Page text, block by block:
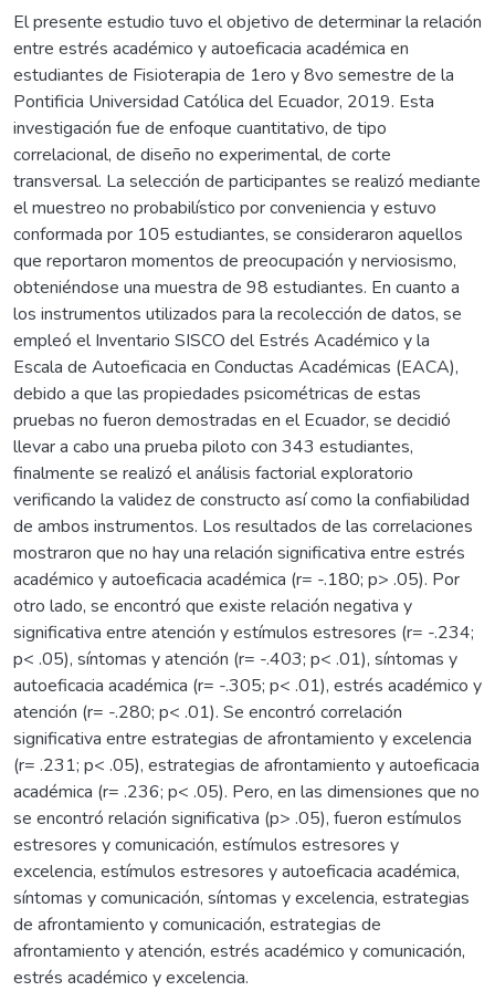
El presente estudio tuvo el objetivo de determinar la relación
entre estrés académico y autoeficacia académica en
estudiantes de Fisioterapia de 1ero y 8vo semestre de la
Pontificia Universidad Católica del Ecuador, 2019. Esta
investigación fue de enfoque cuantitativo, de tipo
correlacional, de diseño no experimental, de corte
transversal. La selección de participantes se realizó mediante
el muestreo no probabilístico por conveniencia y estuvo
conformada por 105 estudiantes, se consideraron aquellos
que reportaron momentos de preocupación y nerviosismo,
obteniéndose una muestra de 98 estudiantes. En cuanto a
los instrumentos utilizados para la recolección de datos, se
empleó el Inventario SISCO del Estrés Académico y la
Escala de Autoeficacia en Conductas Académicas (EACA),
debido a que las propiedades psicométricas de estas
pruebas no fueron demostradas en el Ecuador, se decidió
llevar a cabo una prueba piloto con 343 estudiantes,
finalmente se realizó el análisis factorial exploratorio
verificando la validez de constructo así como la confiabilidad
de ambos instrumentos. Los resultados de las correlaciones
mostraron que no hay una relación significativa entre estrés
académico y autoeficacia académica (r= -.180; p> .05). Por
otro lado, se encontró que existe relación negativa y
significativa entre atención y estímulos estresores (r= -.234;
p< .05), síntomas y atención (r= -.403; p< .01), síntomas y
autoeficacia académica (r= -.305; p< .01), estrés académico y
atención (r= -.280; p< .01). Se encontró correlación
significativa entre estrategias de afrontamiento y excelencia
(r= .231; p< .05), estrategias de afrontamiento y autoeficacia
académica (r= .236; p< .05). Pero, en las dimensiones que no
se encontró relación significativa (p> .05), fueron estímulos
estresores y comunicación, estímulos estresores y
excelencia, estímulos estresores y autoeficacia académica,
síntomas y comunicación, síntomas y excelencia, estrategias
de afrontamiento y comunicación, estrategias de
afrontamiento y atención, estrés académico y comunicación,
estrés académico y excelencia.